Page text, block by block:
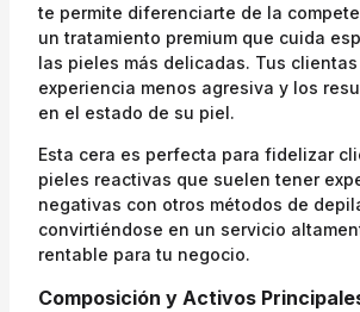
te permite diferenciarte de la
un tratamiento premium que cuida
las pieles más delicadas. Tus
experiencia menos agresiva y los
en el estado de su piel.
Esta cera es perfecta para fidelizar
pieles reactivas que suelen tener
negativas con otros métodos de
convirtiéndose en un servicio
rentable para tu negocio.
Composición y Activos